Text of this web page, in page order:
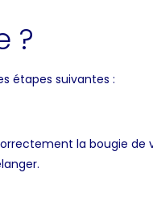
?
étapes suivantes :
la bougie de